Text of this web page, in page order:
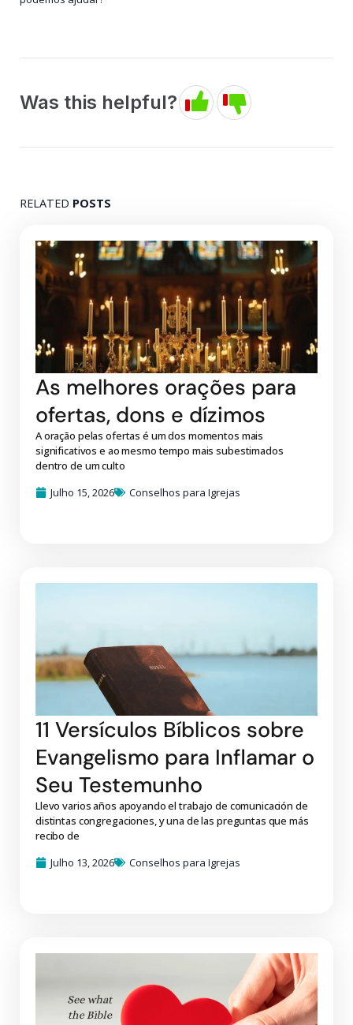
Was this helpful?
RELATED POSTS
As melhores orações para
ofertas, dons e dízimos
A oração pelas ofertas é um dos momentos mais
significativos e ao mesmo tempo mais subestimados
dentro de um culto
Julho 15, 2026
Conselhos para Igrejas
11 Versículos Bíblicos sobre
Evangelismo para Inflamar o
Seu Testemunho
Llevo varios años apoyando el trabajo de comunicación de
distintas congregaciones, y una de las preguntas que más
recibo de
Julho 13, 2026
Conselhos para Igrejas